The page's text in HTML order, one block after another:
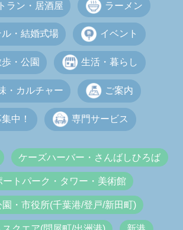
ラン・居酒屋 ラーメン
ル・結婚式場 イベント
・公園 生活・暮らし
・カルチャー ご案内
中！ 専門サービス
ケーズハーバー・さんばしひろば
ートパーク・タワー・美術館
・市役所(千葉港/登戸/新田町)